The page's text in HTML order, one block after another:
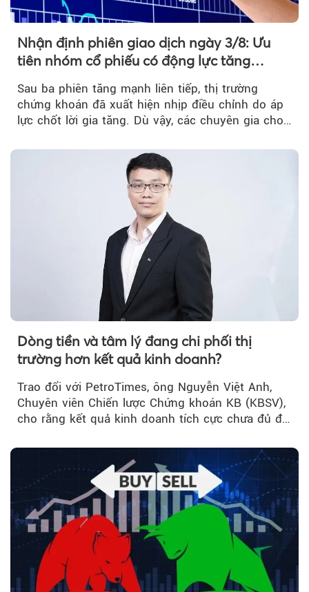
Nhận định phiên giao dịch ngày 3/8: Ưu
tiên nhóm cổ phiếu có động lực tăng
Sau ba phiên tăng mạnh liên tiếp, thị trường
chứng khoán đã xuất hiện nhịp điều chỉnh do áp
lực chốt lời gia tăng. Dù vậy, các chuyên gia cho
Dòng tiền và tâm lý đang chi phối thị
trường hơn kết quả kinh doanh?
Trao đổi với PetroTimes, ông Nguyễn Việt Anh,
Chuyên viên Chiến lược Chứng khoán KB (KBSV),
cho rằng kết quả kinh doanh tích cực chưa đủ để